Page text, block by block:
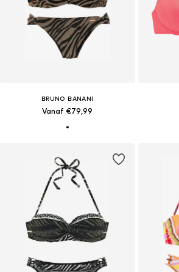
BRUNO BANANI
Vanaf €79,99